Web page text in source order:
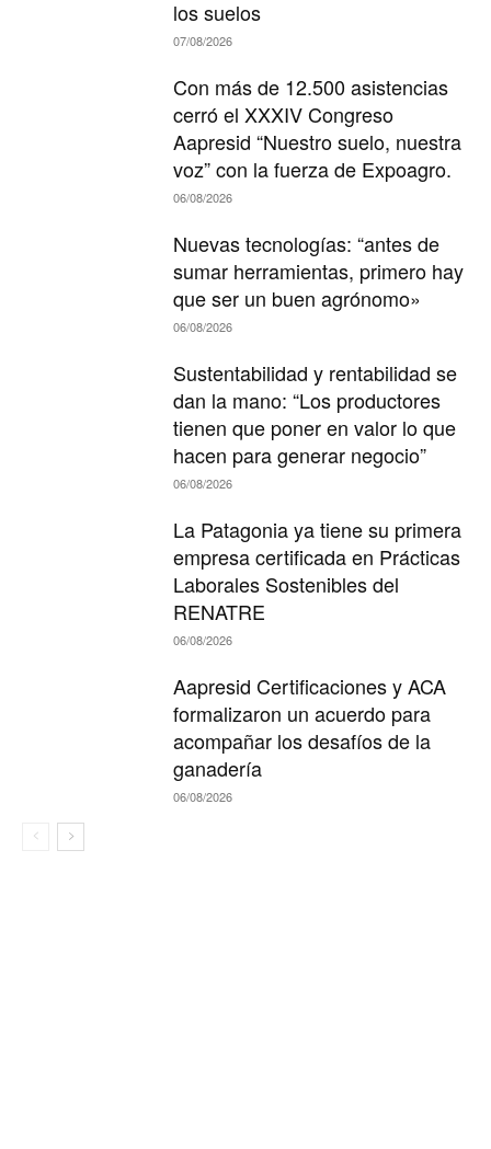
los suelos
07/08/2026
Con más de 12.500 asistencias
cerró el XXXIV Congreso
Aapresid “Nuestro suelo, nuestra
voz” con la fuerza de Expoagro.
06/08/2026
Nuevas tecnologías: “antes de
sumar herramientas, primero hay
que ser un buen agrónomo»
06/08/2026
Sustentabilidad y rentabilidad se
dan la mano: “Los productores
tienen que poner en valor lo que
hacen para generar negocio”
06/08/2026
La Patagonia ya tiene su primera
empresa certificada en Prácticas
Laborales Sostenibles del
RENATRE
06/08/2026
Aapresid Certificaciones y ACA
formalizaron un acuerdo para
acompañar los desafíos de la
ganadería
06/08/2026